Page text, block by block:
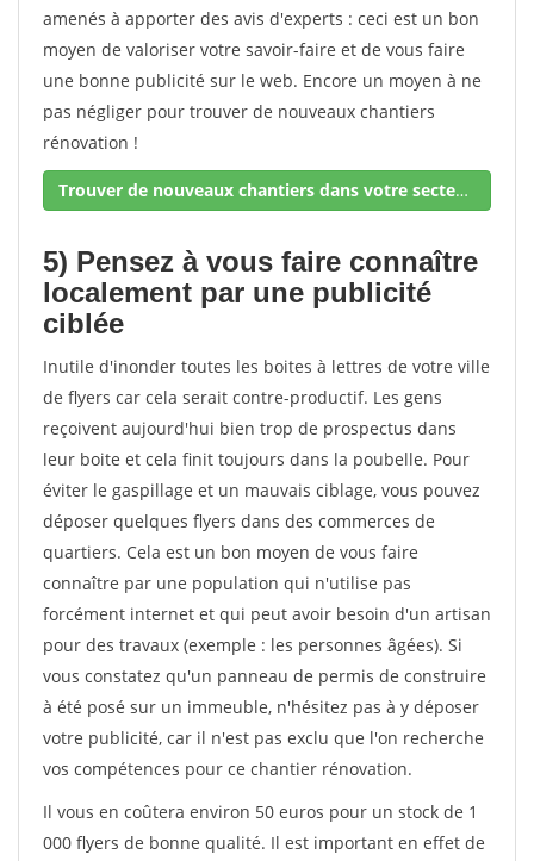
amenés à apporter des avis d'experts : ceci est un bon
moyen de valoriser votre savoir-faire et de vous faire
une bonne publicité sur le web. Encore un moyen à ne
pas négliger pour trouver de nouveaux chantiers
rénovation !
Trouver de nouveaux chantiers dans votre secteur !
5) Pensez à vous faire connaître
localement par une publicité
ciblée
Inutile d'inonder toutes les boites à lettres de votre ville
de flyers car cela serait contre-productif. Les gens
reçoivent aujourd'hui bien trop de prospectus dans
leur boite et cela finit toujours dans la poubelle. Pour
éviter le gaspillage et un mauvais ciblage, vous pouvez
déposer quelques flyers dans des commerces de
quartiers. Cela est un bon moyen de vous faire
connaître par une population qui n'utilise pas
forcément internet et qui peut avoir besoin d'un artisan
pour des travaux (exemple : les personnes âgées). Si
vous constatez qu'un panneau de permis de construire
à été posé sur un immeuble, n'hésitez pas à y déposer
votre publicité, car il n'est pas exclu que l'on recherche
vos compétences pour ce chantier rénovation.
Il vous en coûtera environ 50 euros pour un stock de 1
000 flyers de bonne qualité. Il est important en effet de